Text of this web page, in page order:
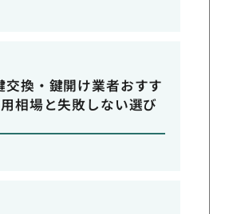
交換・鍵開け業者おすす
相場と失敗しない選び